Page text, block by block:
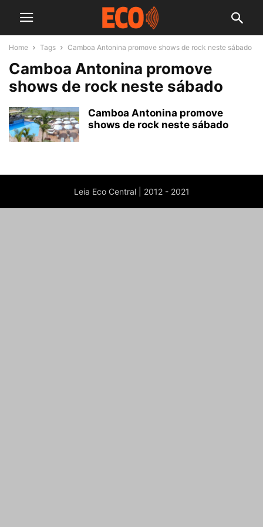
Home Tags Camboa Antonina promove shows de rock neste sábado
Camboa Antonina promove
shows de rock neste sábado
Camboa Antonina promove
shows de rock neste sábado
Leia Eco Central | 2012 - 2021